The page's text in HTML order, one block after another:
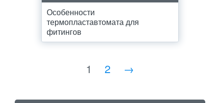
Особенности
термопластавтомата для
фитингов
1 2 →